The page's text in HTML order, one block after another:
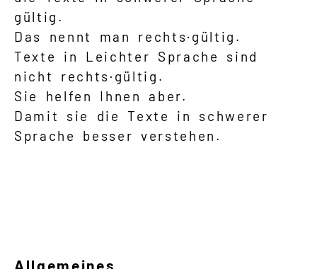
gültig.
Das nennt man rechts·gültig.
Texte in Leichter Sprache sind
nicht rechts·gültig.
Sie helfen Ihnen aber.
Damit sie die Texte in schwerer
Sprache besser verstehen.
Allgemeines